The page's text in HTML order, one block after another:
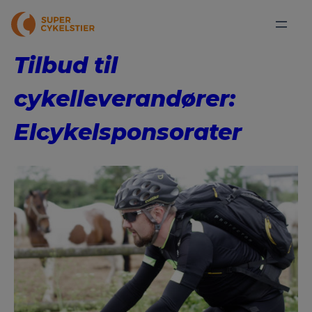
Tilbud til
cykelleverandører:
Elcykelsponsorater